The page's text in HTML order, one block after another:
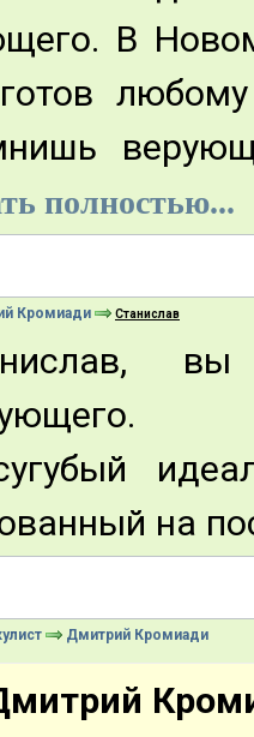
В
полностью...
Кромиади Станислав
на
Дмитрий Кромиади